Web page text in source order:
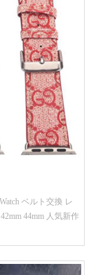
ベルト交換 レ
44mm 人気新作